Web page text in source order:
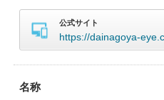
公式サイト
https://dainagoya-
名称